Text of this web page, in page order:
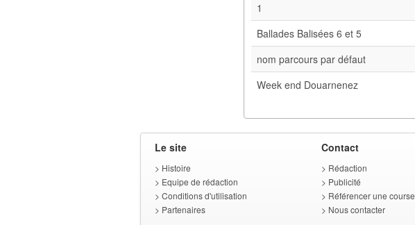
1
Ballades Balisées 6 et 5
nom parcours par défaut
Week end Douarnenez
Le site
> Histoire
> Equipe de rédaction
> Conditions d'utilisation
> Partenaires
Contact
> Rédaction
> Publicité
> Référencer une course
> Nous contacter